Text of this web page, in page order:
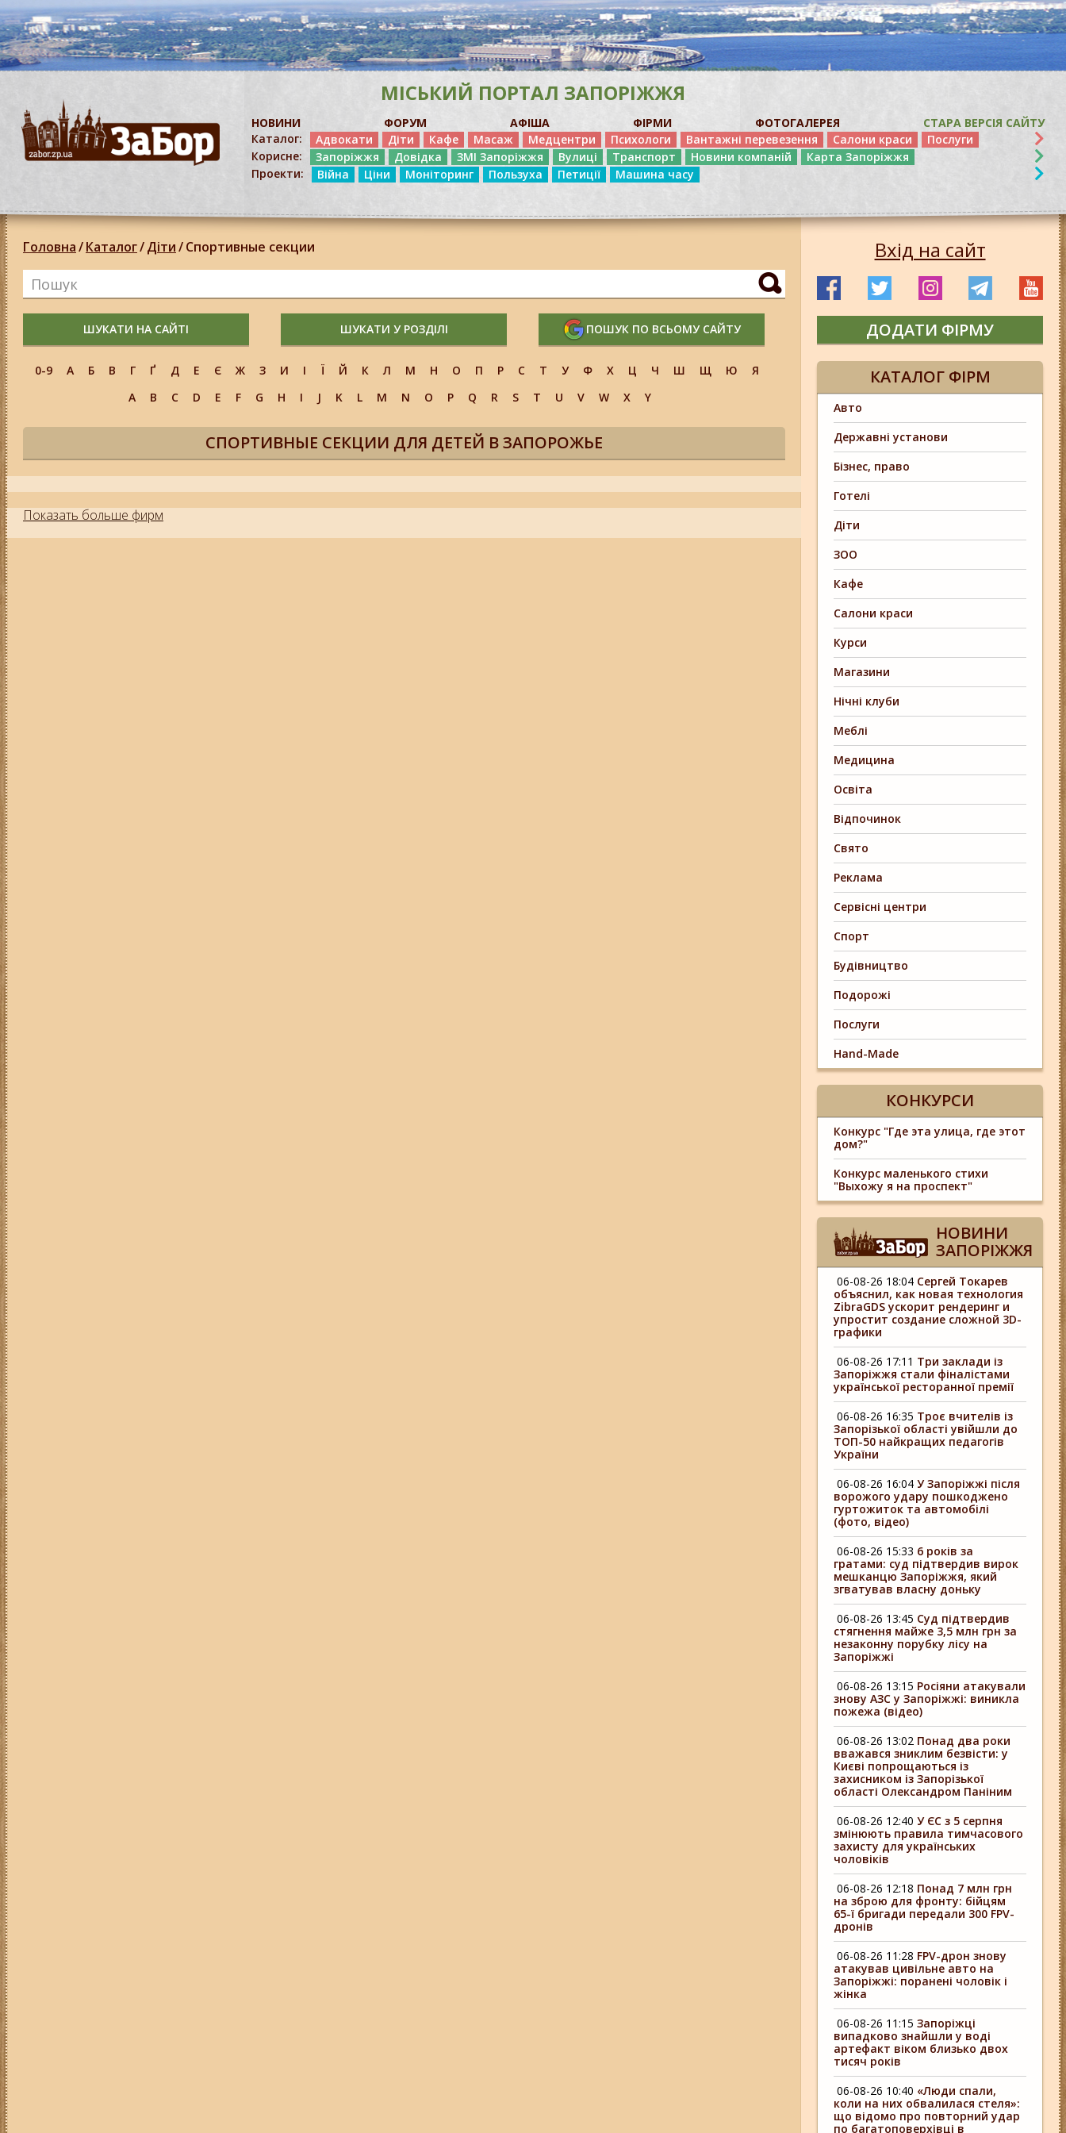
МІСЬКИЙ ПОРТАЛ ЗАПОРІЖЖЯ
НОВИНИ ФОРУМ АФІША ФІРМИ ФОТОГАЛЕРЕЯ
СТАРА ВЕРСІЯ САЙТУ
Каталог:
Адвокати Діти Кафе Масаж Медцентри Психологи Вантажні перевезення Салони краси
Послуги
Корисне:
Запоріжжя Довідка ЗМІ Запоріжжя Вулиці Транспорт Новини компаній
Карта Запоріжжя
Проекти:
Війна Ціни Моніторинг Пользуха Петиції Машина часу
Головна/Каталог/Діти/Спортивные секции
ШУКАТИ НА САЙТІ ШУКАТИ У РОЗДІЛІ ПОШУК ПО ВСЬОМУ САЙТУ
0-9 А Б В Г Ґ Д Е Є Ж З И І Ї Й К Л М Н О П Р С Т У Ф Х Ц Ч Ш Щ Ю
Я
A
B C D E F G H I J K L M N O P Q R S T U V W X Y
СПОРТИВНЫЕ СЕКЦИИ ДЛЯ ДЕТЕЙ В ЗАПОРОЖЬЕ
Показать больше фирм
Вхід на сайт
ДОДАТИ ФІРМУ
КАТАЛОГ ФІРМ
Авто
Державні установи
Бізнес, право
Готелі
Діти
ЗОО
Кафе
Салони краси
Курси
Магазини
Нічні клуби
Меблі
Медицина
Освіта
Відпочинок
Свято
Реклама
Сервісні центри
Спорт
Будівництво
Подорожі
Послуги
Hand-Made
КОНКУРСИ
Конкурс "Где эта улица, где этот
дом?"
Конкурс маленького стихи
"Выхожу я на проспект"
НОВИНИ
ЗАПОРІЖЖЯ
06-08-26 18:04 Сергей Токарев
объяснил, как новая технология
ZibraGDS ускорит рендеринг и
упростит создание сложной 3D-
графики
06-08-26 17:11 Три заклади із
Запоріжжя стали фіналістами
української ресторанної премії
06-08-26 16:35 Троє вчителів із
Запорізької області увійшли до
ТОП-50 найкращих педагогів
України
06-08-26 16:04 У Запоріжжі після
ворожого удару пошкоджено
гуртожиток та автомобілі
(фото, відео)
06-08-26 15:33 6 років за
гратами: суд підтвердив вирок
мешканцю Запоріжжя, який
згватував власну доньку
06-08-26 13:45 Суд підтвердив
стягнення майже 3,5 млн грн за
незаконну порубку лісу на
Запоріжжі
06-08-26 13:15 Росіяни атакували
знову АЗС у Запоріжжі: виникла
пожежа (відео)
06-08-26 13:02 Понад два роки
вважався зниклим безвісти: у
Києві попрощаються із
захисником із Запорізької
області Олександром Паніним
06-08-26 12:40 У ЄС з 5 серпня
змінюють правила тимчасового
захисту для українських
чоловіків
06-08-26 12:18 Понад 7 млн грн
на зброю для фронту: бійцям
65-ї бригади передали 300 FPV-
дронів
06-08-26 11:28 FPV-дрон знову
атакував цивільне авто на
Запоріжжі: поранені чоловік і
жінка
06-08-26 11:15 Запоріжці
випадково знайшли у воді
артефакт віком близько двох
тисяч років
06-08-26 10:40 «Люди спали,
коли на них обвалилася стеля»:
що відомо про повторний удар
по багатоповерхівці в